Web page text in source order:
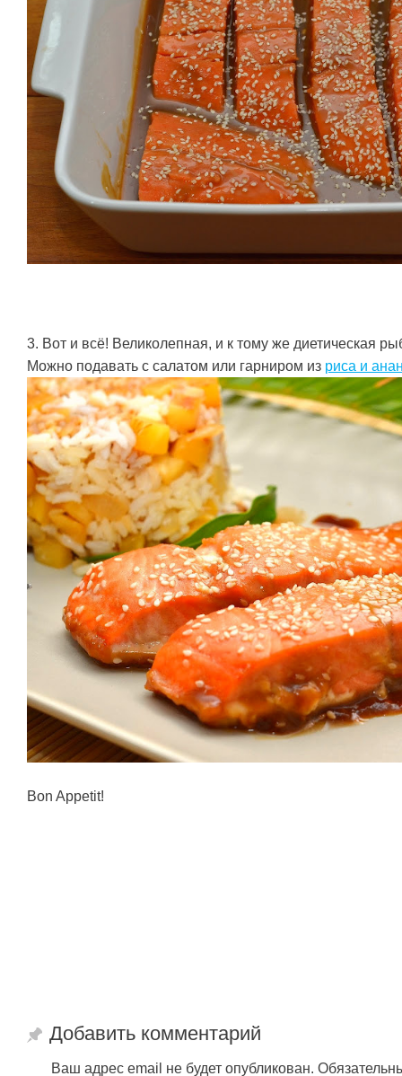
3. Вот и всё! Великолепная, и к тому же диетическая
Можно подавать с салатом или гарниром из риса и
Bon Appetit!
Добавить комментарий
Ваш адрес email не будет опубликован.